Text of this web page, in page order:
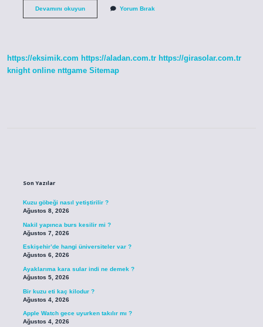
Devamını okuyunBeyin
Yorum Bırak
https://eksimik.com https://aladan.com.tr https://girasolar.com.tr
knight online nttgame Sitemap
Son Yazılar
Kuzu göbeği nasıl yetiştirilir ?
Ağustos 8, 2026
Nakil yapınca burs kesilir mi ?
Ağustos 7, 2026
Eskişehir’de hangi üniversiteler var ?
Ağustos 6, 2026
Ayaklarıma kara sular indi ne demek ?
Ağustos 5, 2026
Bir kuzu eti kaç kilodur ?
Ağustos 4, 2026
Apple Watch gece uyurken takılır mı ?
Ağustos 4, 2026